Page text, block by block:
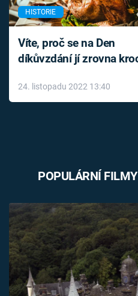
HISTORIE
Víte, proč se na Den
díkůvzdání jí zrovna
24. listopadu 2022 13:40
POPULÁRNÍ